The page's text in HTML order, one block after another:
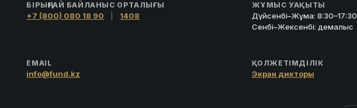
БІРЫҢҒАЙ БАЙЛАНЫС ОРТАЛЫҒЫ
+7 (800) 080 18 90 1408
ЖҰМЫС УАҚЫТЫ
Дүйсенбі–Жұма: 8:30–17:30
Сенбі–Жексенбі: демалыс
EMAIL
info@fund.kz
ҚОЛЖЕТІМДІЛІК
Экран дикторы